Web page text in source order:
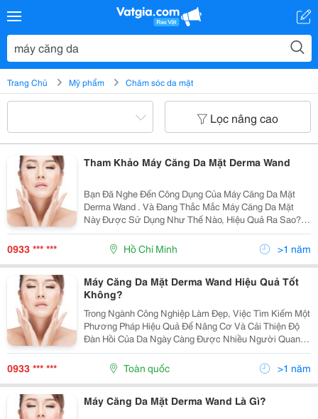
Trang Chủ Mỹ phẩm Chăm sóc da mặt
Lọc nâng cao
Tham Khảo Máy Căng Da Mặt Derma Wand
Bạn Đã Nghe Đến Công Dụng Của Máy Căng Da Mặt
Derma Wand . Và Đang Thắc Mắc Máy Căng Da Mặt
Này Được Sử Dụng Như Thế Nào, Hiệu Quả Ra Sao?
Vậy Thì Hãy Đọc Ngay Bài Viết Dưới Đây. Chúng Tôi Sẽ
Chia Sẻ &Ldquo;Tất Tần Tật&Rdquo; Cho Bạn. Máy
Căng Da Mặt...
0933 *** *** Hồ Chí Minh >1 năm
Máy Căng Da Mặt Derma Wand Hiệu Quả Tốt
Không?
Trong Ngành Công Nghiệp Làm Đẹp, Việc Tìm Kiếm Một
Phương Pháp Hiệu Quả Để Nâng Cơ Và Cải Thiện Độ
Đàn Hồi Của Da Ngày Càng Được Nhiều Người Quan
Tâm. Máy Căng Da Mặt Derma Wand Đã Nổi Lên Như
Một Giải Pháp Đột Phá, Giúp Bạn Sở Hữu Làn Da Mịn
Màng Và...
0933 *** *** Toàn quốc >1 năm
Máy Căng Da Mặt Derma Wand Là Gì?